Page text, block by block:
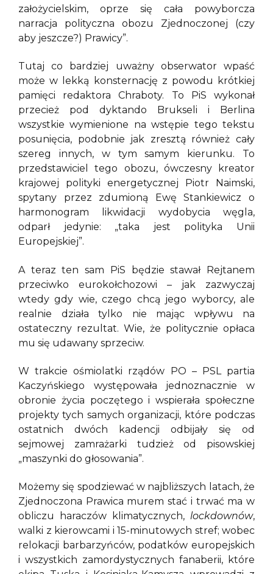
założycielskim, oprze się cała powyborcza
narracja polityczna obozu Zjednoczonej (czy
aby jeszcze?) Prawicy”.
Tutaj co bardziej uważny obserwator wpaść
może w lekką konsternację z powodu krótkiej
pamięci redaktora Chraboty. To PiS wykonał
przecież pod dyktando Brukseli i Berlina
wszystkie wymienione na wstępie tego tekstu
posunięcia, podobnie jak zresztą również cały
szereg innych, w tym samym kierunku. To
przedstawiciel tego obozu, ówczesny kreator
krajowej polityki energetycznej Piotr Naimski,
spytany przez zdumioną Ewę Stankiewicz o
harmonogram likwidacji wydobycia węgla,
odparł jedynie: „taka jest polityka Unii
Europejskiej”.
A teraz ten sam PiS będzie stawał Rejtanem
przeciwko eurokołchozowi – jak zazwyczaj
wtedy gdy wie, czego chcą jego wyborcy, ale
realnie działa tylko nie mając wpływu na
ostateczny rezultat. Wie, że politycznie opłaca
mu się udawany sprzeciw.
W trakcie ośmiolatki rządów PO – PSL partia
Kaczyńskiego występowała jednoznacznie w
obronie życia poczętego i wspierała społeczne
projekty tych samych organizacji, które podczas
ostatnich dwóch kadencji odbijały się od
sejmowej zamrażarki tudzież od pisowskiej
„maszynki do głosowania”.
Możemy się spodziewać w najbliższych latach, że
Zjednoczona Prawica murem stać i trwać ma w
obliczu haraczów klimatycznych, lockdownów,
walki z kierowcami i 15-minutowych stref; wobec
relokacji barbarzyńców, podatków europejskich
i wszystkich zamordystycznych fanaberii, które